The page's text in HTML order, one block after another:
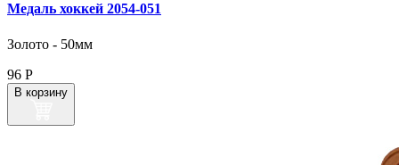
Медаль хоккей 2054‑051
Золото - 50мм
96 Р
В корзину